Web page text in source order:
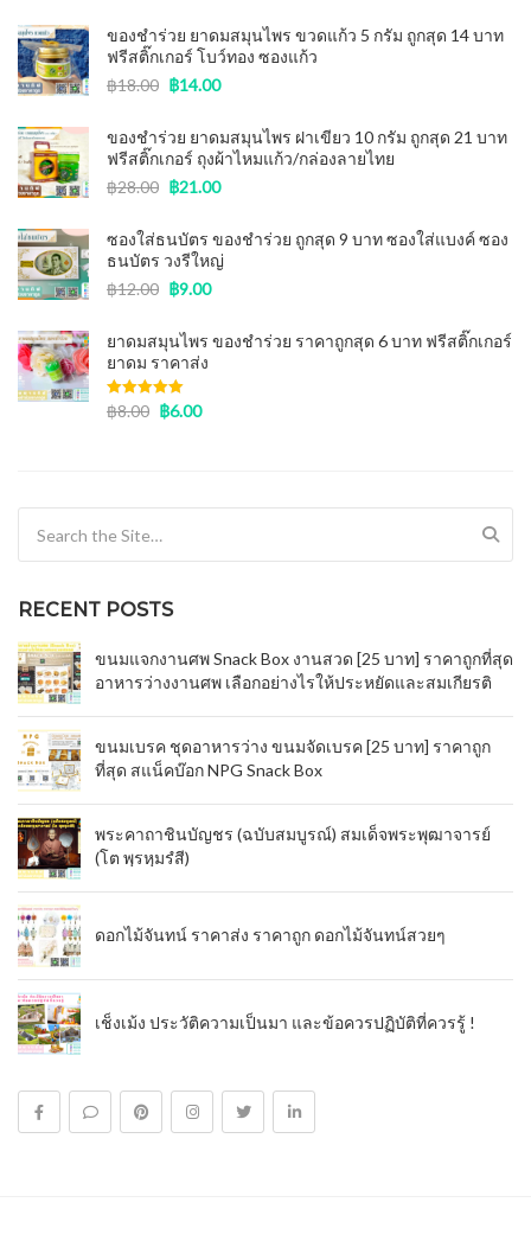
ของชำร่วย ยาดมสมุนไพร ขวดแก้ว 5 กรัม ถูกสุด 14 บาท
ฟรีสติ๊กเกอร์ โบว์ทอง ซองแก้ว
฿18.00 ฿14.00
ของชําร่วย ยาดมสมุนไพร ฝาเขียว 10 กรัม ถูกสุด 21 บาท
ฟรีสติ๊กเกอร์ ถุงผ้าไหมแก้ว/กล่องลายไทย
฿28.00 ฿21.00
ซองใส่ธนบัตร ของชําร่วย ถูกสุด 9 บาท ซองใส่แบงค์ ซอง
ธนบัตร วงรีใหญ่
฿12.00 ฿9.00
ยาดมสมุนไพร ของชำร่วย ราคาถูกสุด 6 บาท ฟรีสติ๊กเกอร์
ยาดม ราคาส่ง
Rated5.00
out of 5
฿8.00 ฿6.00
RECENT POSTS
ขนมแจกงานศพ Snack Box งานสวด [25 บาท] ราคาถูกที่สุด
อาหารว่างงานศพ เลือกอย่างไรให้ประหยัดและสมเกียรติ
ขนมเบรค ชุดอาหารว่าง ขนมจัดเบรค [25 บาท] ราคาถูก
ที่สุด สแน็คบ๊อก NPG Snack Box
พระคาถาชินบัญชร (ฉบับสมบูรณ์) สมเด็จพระพุฒาจารย์
(โต พฺรหฺมรํสี)
ดอกไม้จันทน์ ราคาส่ง ราคาถูก ดอกไม้จันทน์สวยๆ
เช็งเม้ง ประวัติความเป็นมา และข้อควรปฏิบัติที่ควรรู้ !